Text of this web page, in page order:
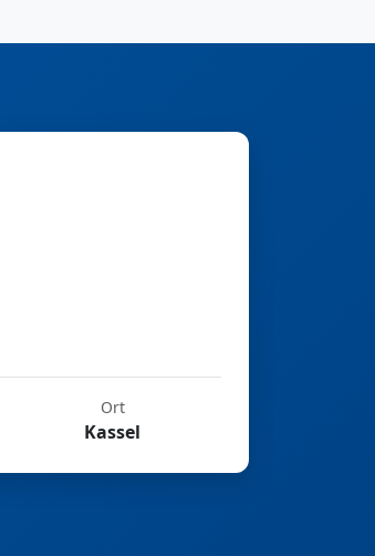
Ort
Kassel